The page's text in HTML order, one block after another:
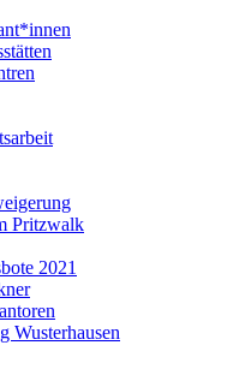
Pritzwalk
2021
Wusterhausen